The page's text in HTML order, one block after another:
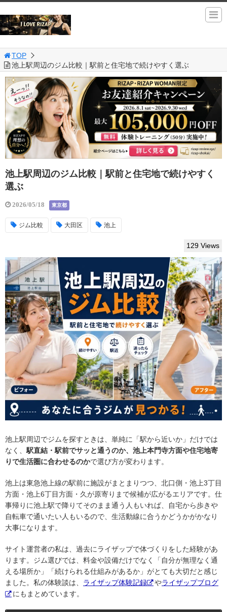
TOP
池上駅周辺のジム比較｜駅前と住宅地で続けやすく選ぶ
池上駅周辺のジム比較｜駅前と住宅地で続けやすく
選ぶ
2026/05/18 東京都
ジム比較 大田区 池上
129 Views
池上駅周辺でジムを探すときは、単純に「駅から近いか」だけでは
なく、 駅直結・駅前でサッと通うのか、池上本門寺方面や住宅地寄
りで生活圏に合わせるのかで選び方が変わります。
池上は東急池上線の駅前に施設がまとまりつつ、北口側・池上3丁目
方面・池上6丁目方面・久が原寄りまで候補が広がるエリアです。仕
事帰りに池上駅で降りてそのまま通う人もいれば、自宅から歩きや
自転車で通いたい人もいるので、生活動線に合うかどうかがかなり
大事になります。
サイト運営者の私は、過去にライザップで体づくりをした経験があ
ります。ジム選びでは、料金や設備だけでなく「自分が無理なく通
える場所か」「続けられる仕組みがあるか」がとても大切だと感じ
ました。私の体験談は、 ライザップ体験記録 やライザップブログ
にもまとめています。